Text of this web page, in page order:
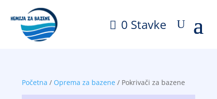
0 Stavke
Početna / Oprema za bazene/ Pokrivači za bazene